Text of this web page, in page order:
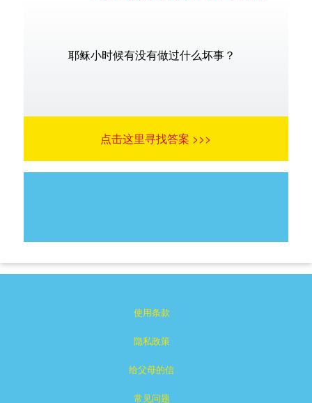
耶稣小时候有没有做过什么坏事？
点击这里寻找答案 >>>
使用条款
隐私政策
给父母的信
常见问题